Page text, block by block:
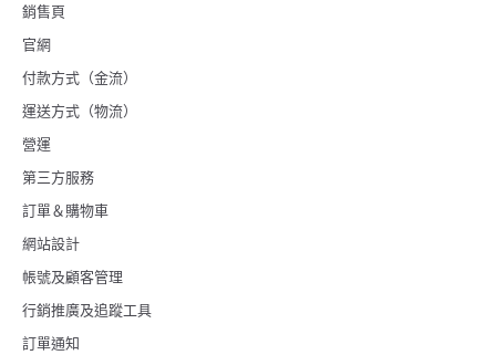
銷售頁
官網
付款方式（金流）
運送方式（物流）
營運
第三方服務
訂單＆購物車
網站設計
帳號及顧客管理
行銷推廣及追蹤工具
訂單通知